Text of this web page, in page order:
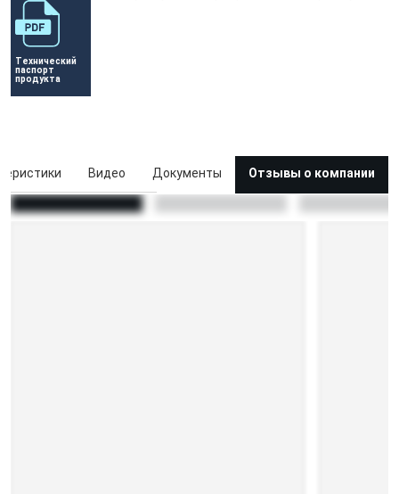
Технический
паспорт
продукта
Видео Документы Отзывы о компании